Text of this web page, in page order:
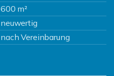
600 m²
neuwertig
nach Vereinbarung